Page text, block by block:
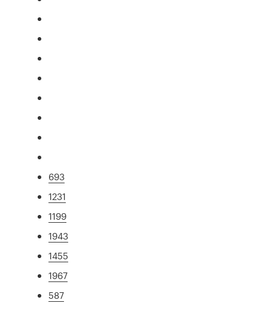
693
1231
1199
1943
1455
1967
587